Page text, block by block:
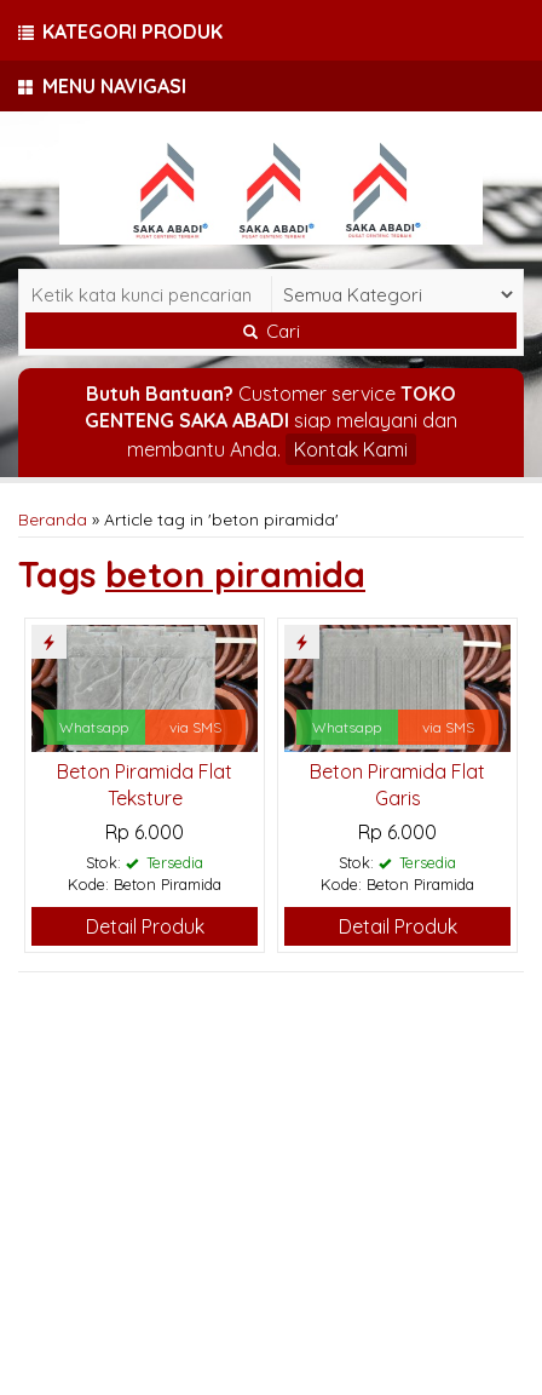
MENU NAVIGASI
Cari
Butuh Bantuan? Customer service TOKO
GENTENG SAKA ABADI siap melayani dan
membantu Anda.
Kontak Kami
Beranda » Article tag in 'beton piramida'
Tags beton piramida
Whatsapp via SMS
Beton Piramida Flat
Teksture
Rp 6.000
Stok:
Tersedia
Kode: Beton Piramida
Detail Produk
Whatsapp via SMS
Beton Piramida Flat
Garis
Rp 6.000
Stok:
Tersedia
Kode: Beton Piramida
Detail Produk
KATEGORI PRODUK